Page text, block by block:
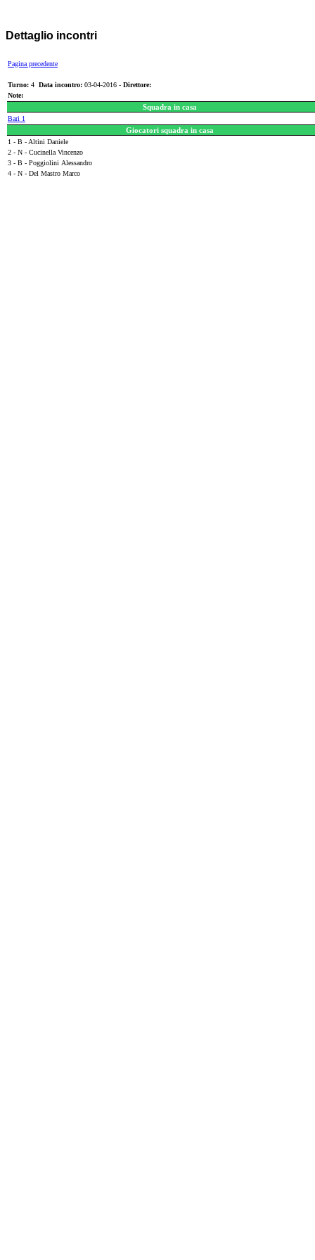
Dettaglio incontri
Pagina precedente
Turno: 4 Data incontro: 03-04-2016 - Direttore:
Note:
Squadra in casa
Bari 1
Giocatori squadra in casa
1 - B - Altini Daniele
2 - N - Cucinella Vincenzo
3 - B - Poggiolini Alessandro
4 - N - Del Mastro Marco